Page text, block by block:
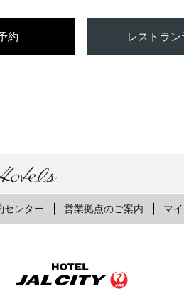
約 レストラン
センター 営業拠点のご案内 マ